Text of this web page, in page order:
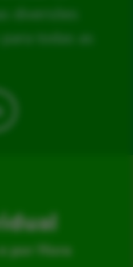
diversões
todas as
por Hora